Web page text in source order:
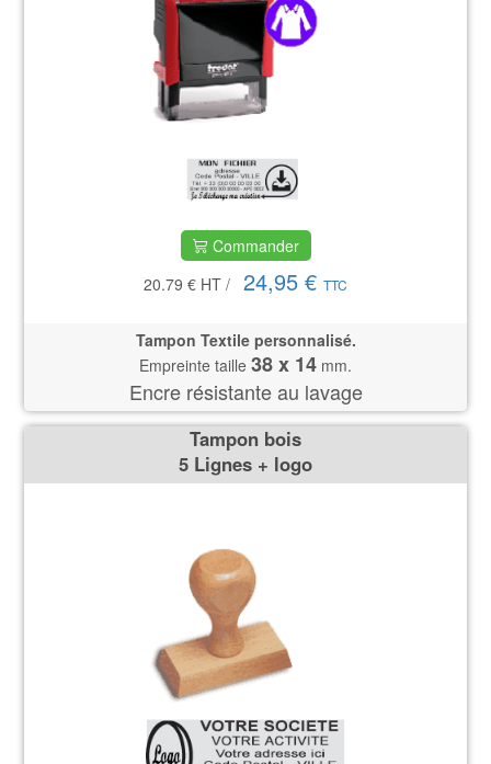
Commander
20.79 € HT / 24,95 € TTC
Tampon Textile personnalisé.
Empreinte taille 38 x 14 mm.
Encre résistante au lavage
Tampon bois
5 Lignes + logo